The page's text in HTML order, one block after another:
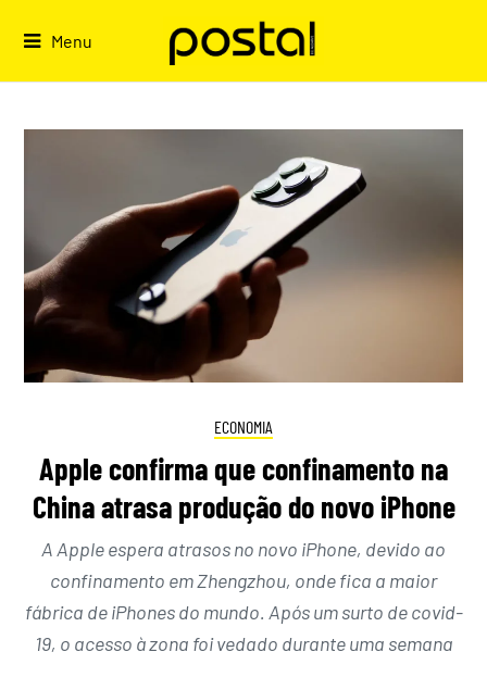
Menu
ECONOMIA
Apple confirma que confinamento na
China atrasa produção do novo iPhone
A Apple espera atrasos no novo iPhone, devido ao
confinamento em Zhengzhou, onde fica a maior
fábrica de iPhones do mundo. Após um surto de covid-
19, o acesso à zona foi vedado durante uma semana